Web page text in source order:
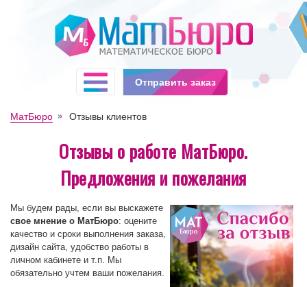
МатБюро Отзывы клиентов
Отзывы о работе МатБюро.
Предложения и пожелания
Мы будем рады, если вы выскажете
свое мнение о МатБюро: оцените
качество и сроки выполнения заказа,
дизайн сайта, удобство работы в
личном кабинете и т.п. Мы
обязательно учтем ваши пожелания.
Отправить заказ